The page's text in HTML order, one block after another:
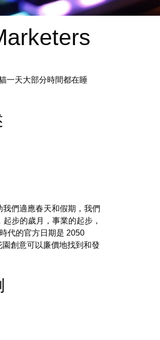
一天大部分時間都在睡
們適應春天和假期，我們
步的歲月，事業的起步，
代的官方日期是 2050
創意可以廉價地找到和發